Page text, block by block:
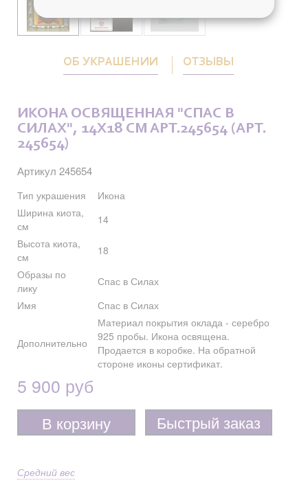
ОБ УКРАШЕНИИ ОТЗЫВЫ
ИКОНА ОСВЯЩЕННАЯ "СПАС В
СИЛАХ", 14X18 СМ АРТ.245654 (АРТ.
245654)
Артикул 245654
Тип украшения
Икона
Ширина киота,
см
14
Высота киота,
см
18
Образы по
лику
Спас в Силах
Имя
Спас в Силах
Дополнительно
Материал покрытия оклада - серебро
925 пробы. Икона освящена.
Продается в коробке. На обратной
стороне иконы сертификат.
5 900 руб
В корзину Быстрый заказ
Средний вес